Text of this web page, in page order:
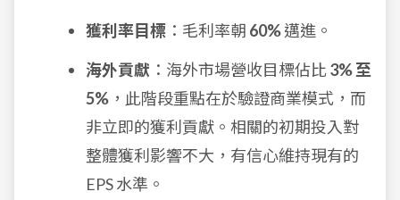
獲利率目標 ：毛利率朝 60%邁進。
海外貢獻 ：海外市場營收目標佔比3% 至
5% ，此階段重點在於驗證商業模式，而
非立即的獲利貢獻。相關的初期投入對
整體獲利影響不大，有信心維持現有的
EPS 水準。